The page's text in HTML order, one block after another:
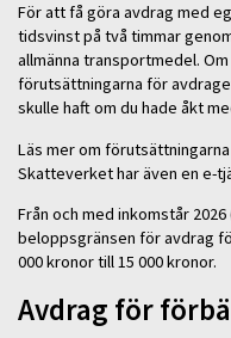
För att få göra avdrag med
tidsvinst på två timmar
allmänna transportmedel.
förutsättningarna för
skulle haft om du hade åkt
Läs mer om
Skatteverket har även en e-
Från och med inkomstår
beloppsgränsen för avdrag
000 kronor till 15 000 kronor.
Avdrag för